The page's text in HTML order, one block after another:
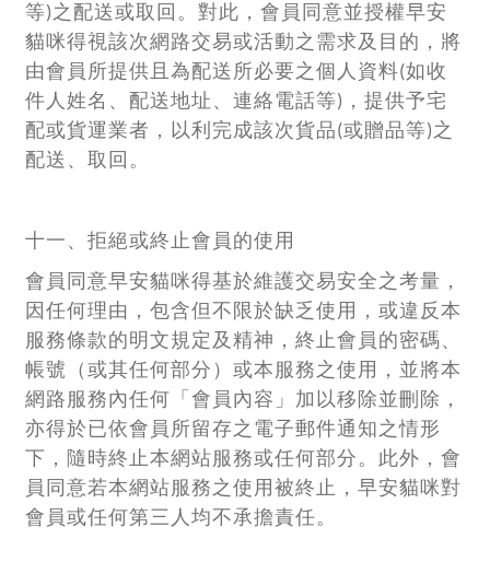
等)之配送或取回。對此，會員同意並授權早安
貓咪得視該次網路交易或活動之需求及目的，將
由會員所提供且為配送所必要之個人資料(如收
件人姓名、配送地址、連絡電話等)，提供予宅
配或貨運業者，以利完成該次貨品(或贈品等)之
配送、取回。
十一、拒絕或終止會員的使用
會員同意早安貓咪得基於維護交易安全之考量，
因任何理由，包含但不限於缺乏使用，或違反本
服務條款的明文規定及精神，終止會員的密碼、
帳號（或其任何部分）或本服務之使用，並將本
網路服務內任何「會員內容」加以移除並刪除，
亦得於已依會員所留存之電子郵件通知之情形
下，隨時終止本網站服務或任何部分。此外，會
員同意若本網站服務之使用被終止，早安貓咪對
會員或任何第三人均不承擔責任。